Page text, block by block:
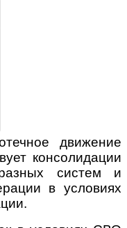
движение
консолидации
систем и
в условиях